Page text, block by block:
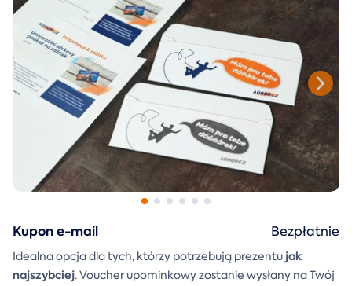
Kupon e-mail
Idealna opcja dla tych, którzy potrzebują prezentu jak
najszybciej. Voucher upominkowy zostanie wysłany na Twój
Bezpłatnie